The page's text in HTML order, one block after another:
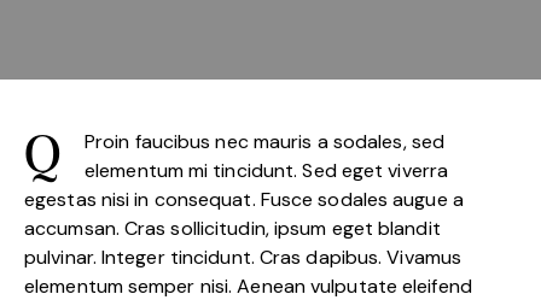
Q
Proin faucibus nec mauris a sodales, sed
elementum mi tincidunt. Sed eget viverra
egestas nisi in consequat. Fusce sodales augue a
accumsan. Cras sollicitudin, ipsum eget blandit
pulvinar. Integer tincidunt. Cras dapibus. Vivamus
elementum semper nisi. Aenean vulputate eleifend